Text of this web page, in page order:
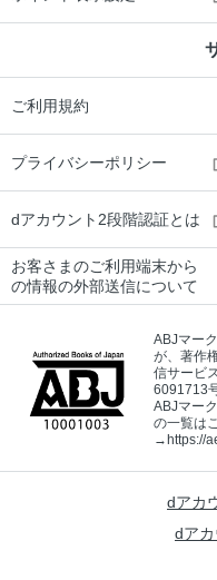
ご利用規約
プライバシーポリシー
dアカウント2段階認証とは
お客さまのご利用端末から
の情報の外部送信について
ABJマー
が、著作
信サービ
6091713
ABJマー
の一覧は
→ https://
dアカ
dア